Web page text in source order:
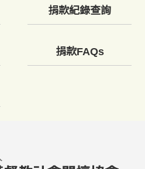
捐款紀錄查詢
捐款FAQs